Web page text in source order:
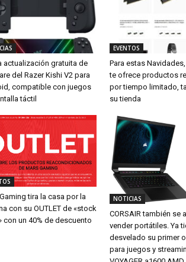
actualización gratuita de
del Razer Kishi V2 para
compatible con juegos
táctil
EVENTOS
Para estas Navidades,
te ofrece productos
por tiempo limitado,
su tienda
tira la casa por la
con su OUTLET de «stock
con un 40% de descuento
NOTICIAS
CORSAIR también se
vender portátiles. Ya
desvelado su primer
para juegos y